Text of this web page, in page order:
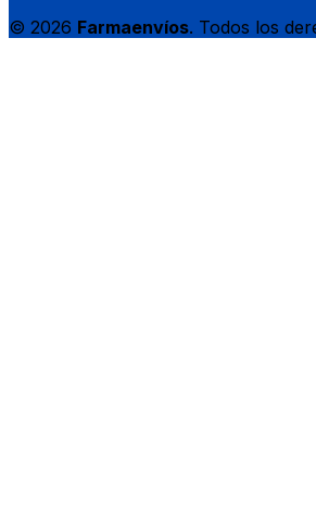
© 2026 Farmaenvíos. Todos los